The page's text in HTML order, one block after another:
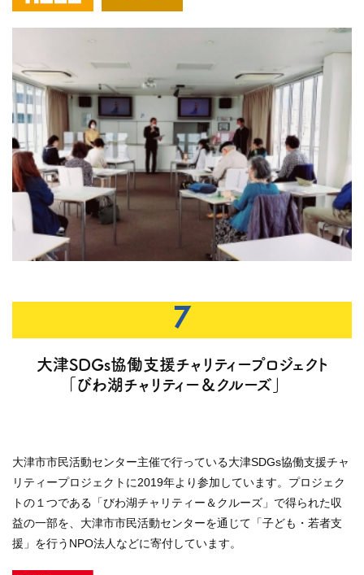
7
大津SDGs協働支援チャリティープロジェクト
「びわ湖チャリティー＆クルーズ」
大津市市民活動センター主催で行っている大津SDGs協働支援チャ
リティープロジェクトに2019年より参加しています。プロジェク
トの１つである「びわ湖チャリティー＆クルーズ」で得られた収
益の一部を、大津市市民活動センターを通じて「子ども・若者支
援」を行うNPO法人などに寄付しています。